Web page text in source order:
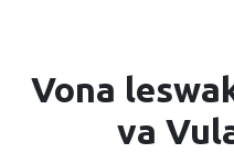
Vona
va